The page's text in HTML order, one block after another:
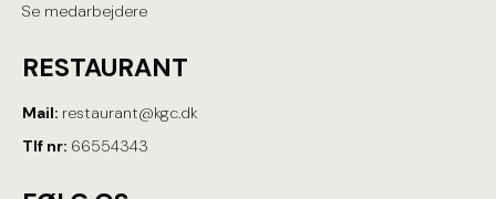
Se medarbejdere
RESTAURANT
Mail: restaurant@kgc.dk
Tlf nr: 66554343